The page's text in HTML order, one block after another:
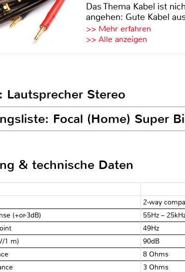
Das Thema Kabel ist
angehen: Gute Kabel
>> Mehr erfahren
>> Alle anzeigen
Lautsprecher Stereo
Focal (Home) Super
& technische Daten
2-way
(+or-3dB)
55Hz –
49Hz
1 m)
90dB
8 Ohms
3 Ohms